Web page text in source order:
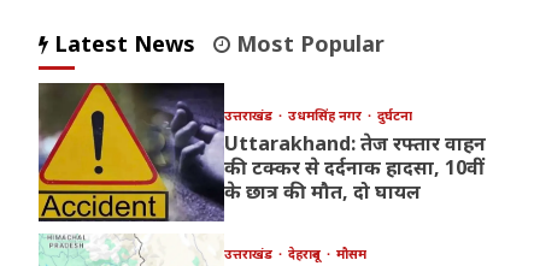
Latest News Most Popular
उत्तराखंड उधमसिंह नगर दुर्घटना
Uttarakhand: तेज रफ्तार वाहन
की टक्कर से दर्दनाक हादसा, 10वीं
के छात्र की मौत, दो घायल
उत्तराखंड देहरादून मौसम